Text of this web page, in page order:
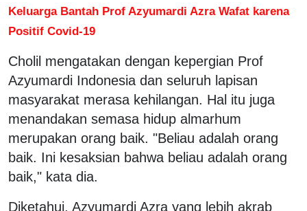
Keluarga Bantah Prof Azyumardi Azra Wafat karena
Positif Covid-19
Cholil mengatakan dengan kepergian Prof
Azyumardi Indonesia dan seluruh lapisan
masyarakat merasa kehilangan. Hal itu juga
menandakan semasa hidup almarhum
merupakan orang baik. "Beliau adalah orang
baik. Ini kesaksian bahwa beliau adalah orang
baik," kata dia.
Diketahui, Azyumardi Azra yang lebih akrab